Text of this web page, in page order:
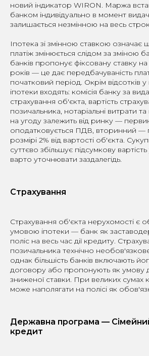
новий індикатор WIRON. Маржа
банком індивідуально в момент
залишається незмінною на весь
Іпотека зі змінною ставкою означає
платіж змінюється слідом за зміною
банків пропонує фіксовану ставку на
років — це дає передбачуваність
початковий період. Окрім відсотків у
іпотеки входять: комісія банку за
страхування об'єкта, вартість
позичальника, нотаріальні витрати
на угоду залежить від ринку —
оподатковується ПДВ, вторинний —
розмірі 2% від вартості об'єкта.
суттєво збільшує підсумкову
варто уточнювати заздалегідь.
Страхування
Страхування об'єкта нерухомості є
умовою іпотеки — банк як
поліс на весь час дії кредиту.
позичальника технічно
однак більшість банків включають
договору або пропонують як умову
зниженої ставки. При великих сумах
може наполягати на полісі як
Державна програма —
кредит